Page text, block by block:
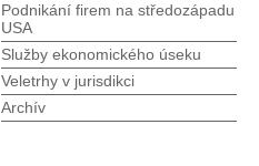
Podnikání firem na středozápadu
USA
Služby ekonomického úseku
Veletrhy v jurisdikci
Archív